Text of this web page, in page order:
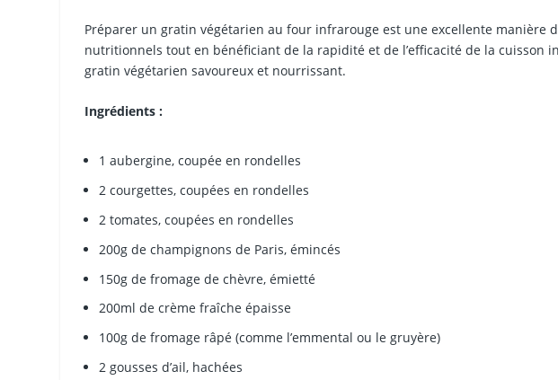
Préparer un gratin végétarien au four infrarouge est une excellente manière
nutritionnels tout en bénéficiant de la rapidité et de l’efficacité de la cuisson
gratin végétarien savoureux et nourrissant.
Ingrédients :
1 aubergine, coupée en rondelles
2 courgettes, coupées en rondelles
2 tomates, coupées en rondelles
200g de champignons de Paris, émincés
150g de fromage de chèvre, émietté
200ml de crème fraîche épaisse
100g de fromage râpé (comme l’emmental ou le gruyère)
2 gousses d’ail, hachées